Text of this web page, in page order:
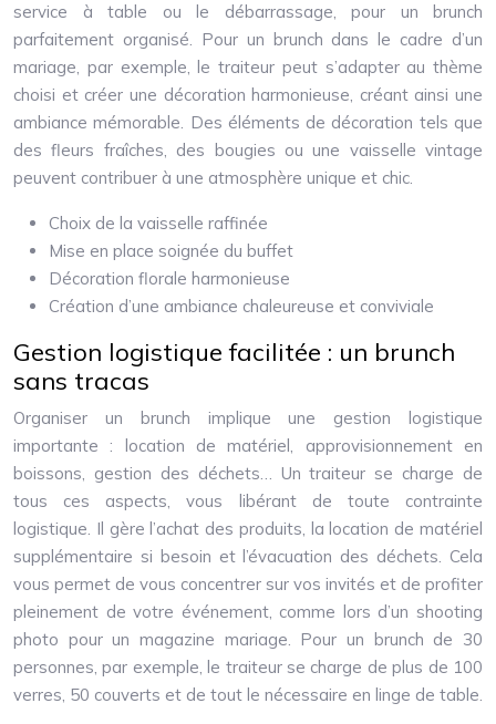
service à table ou le débarrassage, pour un brunch
parfaitement organisé. Pour un brunch dans le cadre d’un
mariage, par exemple, le traiteur peut s’adapter au thème
choisi et créer une décoration harmonieuse, créant ainsi une
ambiance mémorable. Des éléments de décoration tels que
des fleurs fraîches, des bougies ou une vaisselle vintage
peuvent contribuer à une atmosphère unique et chic.
Choix de la vaisselle raffinée
Mise en place soignée du buffet
Décoration florale harmonieuse
Création d’une ambiance chaleureuse et conviviale
Gestion logistique facilitée : un brunch
sans tracas
Organiser un brunch implique une gestion logistique
importante : location de matériel, approvisionnement en
boissons, gestion des déchets… Un traiteur se charge de
tous ces aspects, vous libérant de toute contrainte
logistique. Il gère l’achat des produits, la location de matériel
supplémentaire si besoin et l’évacuation des déchets. Cela
vous permet de vous concentrer sur vos invités et de profiter
pleinement de votre événement, comme lors d’un shooting
photo pour un magazine mariage. Pour un brunch de 30
personnes, par exemple, le traiteur se charge de plus de 100
verres, 50 couverts et de tout le nécessaire en linge de table.